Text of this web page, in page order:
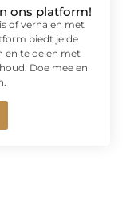
ons platform!
of verhalen met
biedt je de
en te delen met
Doe mee en